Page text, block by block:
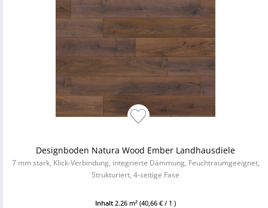
Designboden Natura Wood Ember Landhausdiele
7 mm stark, Klick-Verbindung, integrierte Dämmung, Feuchtraumgeeignet,
Strukturiert, 4-seitige Fase
Inhalt 2.26 m² (40,66 € / 1 )